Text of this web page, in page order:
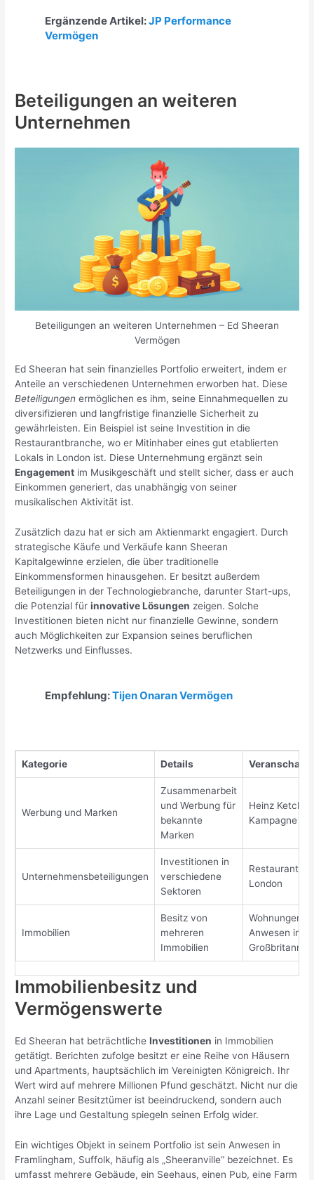
Ergänzende Artikel:JP Performance
Vermögen
Beteiligungen an weiteren
Unternehmen
Beteiligungen an weiteren Unternehmen – Ed Sheeran
Vermögen
Ed Sheeran hat sein finanzielles Portfolio erweitert, indem er
Anteile an verschiedenen Unternehmen erworben hat. Diese
Beteiligungen ermöglichen es ihm, seine Einnahmequellen zu
diversifizieren und langfristige finanzielle Sicherheit zu
gewährleisten. Ein Beispiel ist seine Investition in die
Restaurantbranche, wo er Mitinhaber eines gut etablierten
Lokals in London ist. Diese Unternehmung ergänzt sein
Engagement im Musikgeschäft und stellt sicher, dass er auch
Einkommen generiert, das unabhängig von seiner
musikalischen Aktivität ist.
Zusätzlich dazu hat er sich am Aktienmarkt engagiert. Durch
strategische Käufe und Verkäufe kann Sheeran
Kapitalgewinne erzielen, die über traditionelle
Einkommensformen hinausgehen. Er besitzt außerdem
Beteiligungen in der Technologiebranche, darunter Start-ups,
die Potenzial fürinnovative Lösungen zeigen. Solche
Investitionen bieten nicht nur finanzielle Gewinne, sondern
auch Möglichkeiten zur Expansion seines beruflichen
Netzwerks und Einflusses.
Empfehlung:Tijen Onaran Vermögen
Kategorie Details
Werbung und Marken
Zusammenarbeit
und Werbung für
bekannte
Marken
Heinz Ketchup
Kampagne
Unternehmensbeteiligungen
Investitionen in
verschiedene
Sektoren
Restaurant in
London
Immobilien
Besitz von
mehreren
Immobilien
Wohnungen
Anwesen in
Immobilienbesitz und
Vermögenswerte
Ed Sheeran hat beträchtlicheInvestitionen in Immobilien
getätigt. Berichten zufolge besitzt er eine Reihe von Häusern
und Apartments, hauptsächlich im Vereinigten Königreich. Ihr
Wert wird auf mehrere Millionen Pfund geschätzt. Nicht nur die
Anzahl seiner Besitztümer ist beeindruckend, sondern auch
ihre Lage und Gestaltung spiegeln seinen Erfolg wider.
Ein wichtiges Objekt in seinem Portfolio ist sein Anwesen in
Framlingham, Suffolk, häufig als „Sheeranville“ bezeichnet. Es
umfasst mehrere Gebäude, ein Seehaus, einen Pub, eine Farm